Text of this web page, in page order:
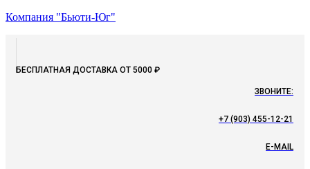
Компания "Бьюти-Юг"
БЕСПЛАТНАЯ ДОСТАВКА ОТ 5000 ₽
ЗВОНИТЕ:
+7 (903) 455-12-21
E-MAIL